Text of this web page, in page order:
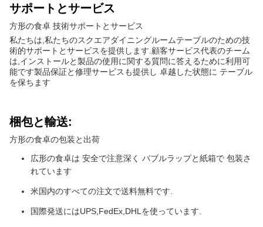
サポートとサービス
方形の食卓 技術サポートとサービス
私たちは,私たちのスクエアダイニングルームテーブルのための技
術的サポートとサービスを提供します.顧客サービス代表のチーム
は,インストールと製品の使用に関する質問に答えるために利用可
能です製品保証と修理サービスも提供し 卓越した状態に テーブル
を保ちます
梱包と輸送:
方形の食卓の包装と出荷
広形の食卓は 安全で注意深く バブルラップと紙箱で 包装さ
れています
米国内のすべての注文で送料無料です.
国際発送にはUPS,FedEx,DHLを使っています.